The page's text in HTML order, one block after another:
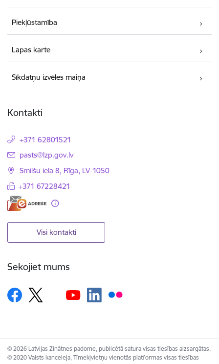
Piekļūstamība
Lapas karte
Sīkdatņu izvēles maiņa
Kontakti
+371 62801521
E-pasts:
pasts@lzp.gov.lv
Smilšu iela 8, Rīga, LV-1050
+371 67228421
Visi kontakti
Sekojiet mums
© 2026 Latvijas Zinātnes padome, publicētā satura visas tiesības aizsargātas.
© 2020 Valsts kanceleja, Tīmekļvietņu vienotās platformas visas tiesības